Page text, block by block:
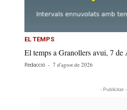
EL TEMPS
El temps a Granollers avui, 7 de
Redacció - 7 d'agost de 2026
- Publicitat -